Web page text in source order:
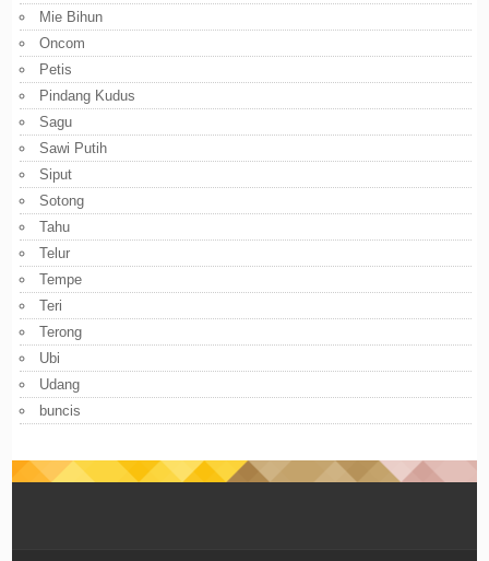
Mie Bihun
Oncom
Petis
Pindang Kudus
Sagu
Sawi Putih
Siput
Sotong
Tahu
Telur
Tempe
Teri
Terong
Ubi
Udang
buncis